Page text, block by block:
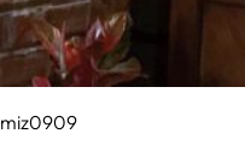
miz0909